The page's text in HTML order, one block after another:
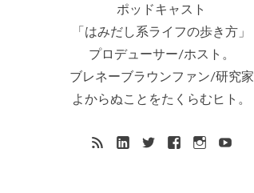
ポッドキャスト
「はみだし系ライフの歩き方」
プロデューサー/ホスト。
ブレネーブラウンファン/研究家
よからぬことをたくらむヒト。